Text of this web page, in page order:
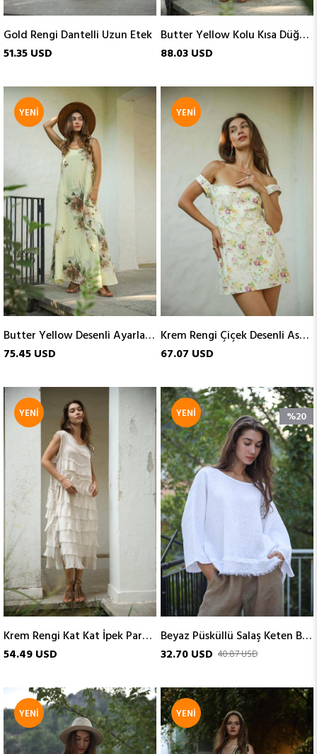
Gold Rengi Dantelli Uzun Etek
51.35 USD
Butter Yellow Kolu Kısa Düğmeli Keten Tunik
88.03 USD
Butter Yellow Desenli Ayarlanabilir Düğmeli Askılı Keten Elbise
75.45 USD
YENI
Krem Rengi Çiçek Desenli Askılı Mini Elbise
67.07 USD
YENI
Krem Rengi Kat Kat İpek Parçalı Kolsuz Elbise
54.49 USD
YENI
Beyaz Püsküllü Salaş Keten Bluz
32.70 USD 40.87 USD
%20
YENI
ÜRÜN
YENI
ÜRÜN
YENI
ÜRÜN